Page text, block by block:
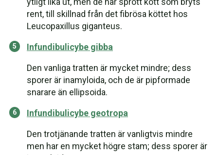
rent, till skillnad från det fibrösa köttet hos
Leucopaxillus giganteus.
Infundibulicybe gibba
Den vanliga tratten är mycket mindre; dess
sporer är inamyloida, och de är pipformade
snarare än ellipsoida.
Infundibulicybe geotropa
Den trotjänande tratten är vanligtvis mindre
men har en mycket högre stam; dess sporer är